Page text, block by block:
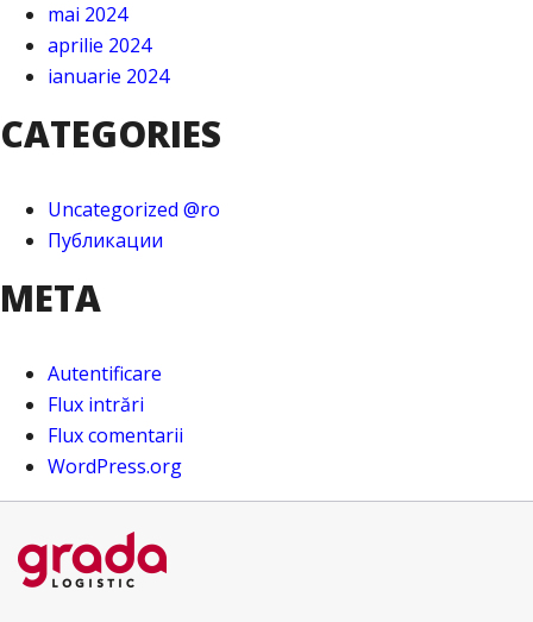
mai 2024
aprilie 2024
ianuarie 2024
CATEGORIES
Uncategorized @ro
Публикации
META
Autentificare
Flux intrări
Flux comentarii
WordPress.org